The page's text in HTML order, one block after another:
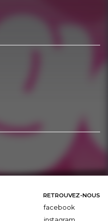
RETROUVEZ-NOUS
facebook